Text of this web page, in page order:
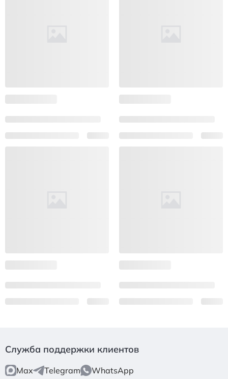
Служба поддержки клиентов
Max Telegram WhatsApp